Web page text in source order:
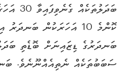
ކޮންމެ 10 އަހަރަކުން
ބަނދަރުގެ ޑިޒައިނަށް ބޮޑެތި
ސަބަބުތަކެއް ނެތިއެއްނޫނެވެ.